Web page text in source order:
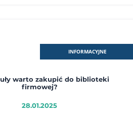
INFORMACYJNE
warto zakupić do biblioteki
firmowej?
28.01.2025